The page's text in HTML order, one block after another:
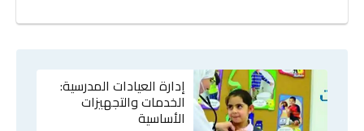
إدارة العيادات المدرسية:
الخدمات والتجهيزات
الأساسية